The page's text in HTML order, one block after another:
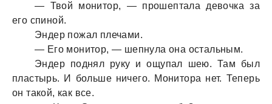
— Твой монитор, — прошептала девочка за
его спиной.
Эндер пожал плечами.
— Его монитор, — шепнула она остальным.
Эндер поднял руку и ощупал шею. Там был
пластырь. И больше ничего. Монитора нет. Теперь
он такой, как все.